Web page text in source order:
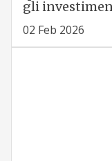
gli
02 Feb 2026